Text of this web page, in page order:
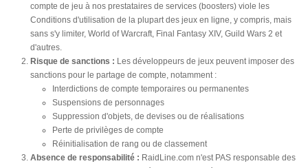
compte de jeu à nos prestataires de services (boosters) viole les
Conditions d'utilisation de la plupart des jeux en ligne, y compris, mais
sans s'y limiter, World of Warcraft, Final Fantasy XIV, Guild Wars 2 et
d'autres.
Risque de sanctions : Les développeurs de jeux peuvent imposer des
sanctions pour le partage de compte, notamment :
Interdictions de compte temporaires ou permanentes
Suspensions de personnages
Suppression d'objets, de devises ou de réalisations
Perte de privilèges de compte
Réinitialisation de rang ou de classement
Absence de responsabilité : RaidLine.com n'est PAS responsable des